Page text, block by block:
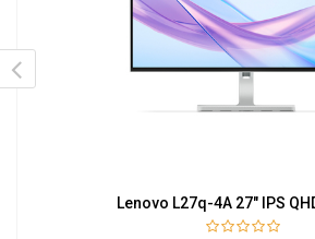
Lenovo L27q-4A 27" IPS